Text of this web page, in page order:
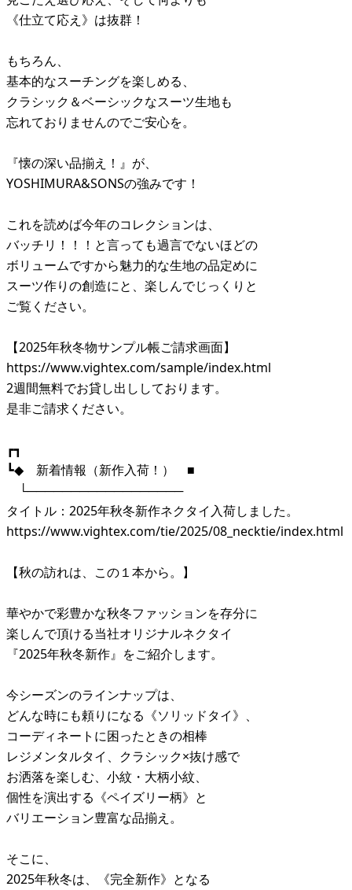
《仕立て応え》は抜群！
もちろん、
基本的なスーチングを楽しめる、
クラシック＆ベーシックなスーツ生地も
忘れておりませんのでご安心を。
『懐の深い品揃え！』が、
YOSHIMURA&SONSの強みです！
これを読めば今年のコレクションは、
バッチリ！！！と言っても過言でないほどの
ボリュームですから魅力的な生地の品定めに
スーツ作りの創造にと、楽しんでじっくりと
ご覧ください。
【2025年秋冬物サンプル帳ご請求画面】
https://www.vightex.com/sample/index.html
2週間無料でお貸し出ししております。
是非ご請求ください。
┏┓
┗◆ 新着情報（新作入荷！） ■
└──────────────────
タイトル：2025年秋冬新作ネクタイ入荷しました。
https://www.vightex.com/tie/2025/08_necktie/index.html
【秋の訪れは、この１本から。】
華やかで彩豊かな秋冬ファッションを存分に
楽しんで頂ける当社オリジナルネクタイ
『2025年秋冬新作』をご紹介します。
今シーズンのラインナップは、
どんな時にも頼りになる《ソリッドタイ》、
コーディネートに困ったときの相棒
レジメンタルタイ、クラシック×抜け感で
お洒落を楽しむ、小紋・大柄小紋、
個性を演出する《ペイズリー柄》と
バリエーション豊富な品揃え。
そこに、
2025年秋冬は、《完全新作》となる